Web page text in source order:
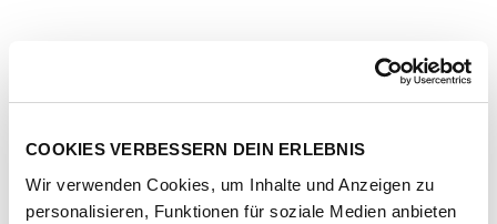
COOKIES VERBESSERN DEIN ERLEBNIS
Wir verwenden Cookies, um Inhalte und Anzeigen zu
personalisieren, Funktionen für soziale Medien anbieten